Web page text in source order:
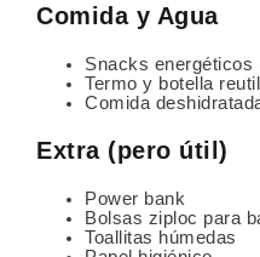
Comida y Agua
Snacks energéticos
Termo y botella
Comida
Extra (pero útil)
Power bank
Bolsas ziploc para
Toallitas húmedas